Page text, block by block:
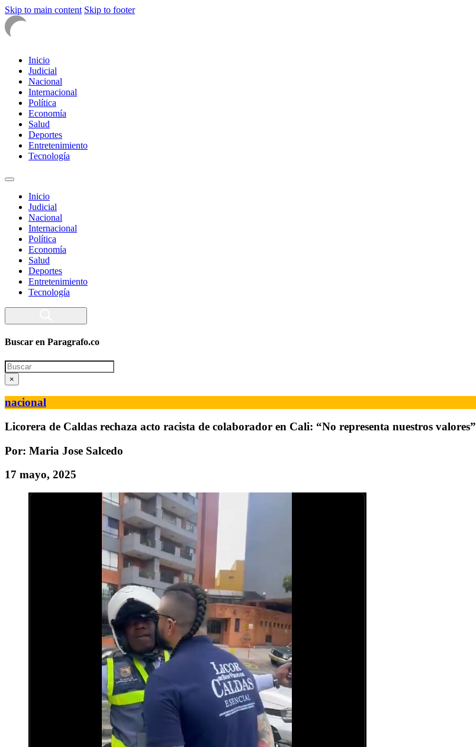
Skip to main content Skip to footer
Inicio
Judicial
Nacional
Internacional
Política
Economía
Salud
Deportes
Entretenimiento
Tecnología
Inicio
Judicial
Nacional
Internacional
Política
Economía
Salud
Deportes
Entretenimiento
Tecnología
Buscar en Paragrafo.co
Search
×
nacional
Licorera de Caldas rechaza acto racista de colaborador en Cali: “No representa nuestros valores”
Por: Maria Jose Salcedo
17 mayo, 2025